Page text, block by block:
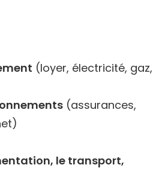
(loyer, électricité, gaz,
(assurances,
le transport,